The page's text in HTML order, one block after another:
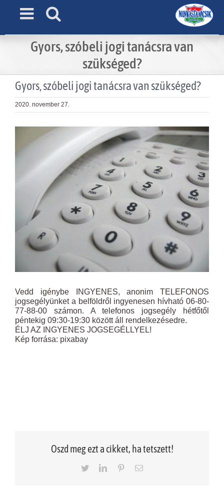
Gyors, szóbeli jogi tanácsra van
szükséged?
Gyors, szóbeli jogi tanácsra van szükséged?
2020. november 27.
Larger
Image
Vedd igénybe INGYENES, anonim TELEFONOS
jogsegélyünket a belföldről ingyenesen hívható 06-80-
77-88-00 számon. A telefonos jogsegély hétfőtől
péntekig 09:30-19:30 között áll rendelkezésedre.
ÉLJ AZ INGYENES JOGSEGÉLLYEL!
Kép forrása: pixabay
Oszd meg ezt a cikket, ha tetszett!
TwitterLinkedInPinterestEmail